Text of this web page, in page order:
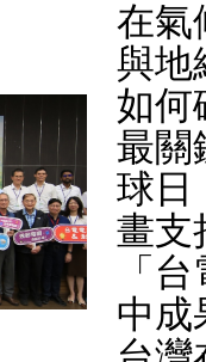
在氣
與地
如何
最關
球日
畫支
「
中成